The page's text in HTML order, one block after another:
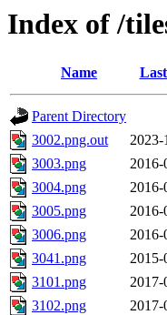
Index of /
Name
Parent Directory
3002.png.out
2023-
3003.png
2016-
3004.png
2016-
3005.png
2016-
3006.png
2016-
3041.png
2015-
3101.png
2017-
3102.png
2017-